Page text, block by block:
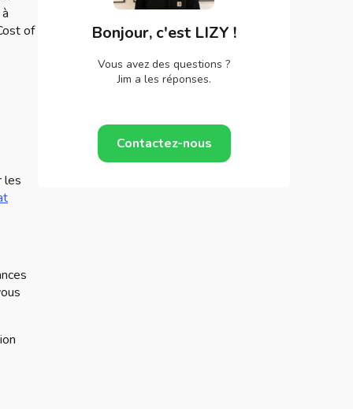
of
les
Bonjour, c'est LIZY !
Vous avez des questions ?
Jim a les réponses.
Contactez-nous